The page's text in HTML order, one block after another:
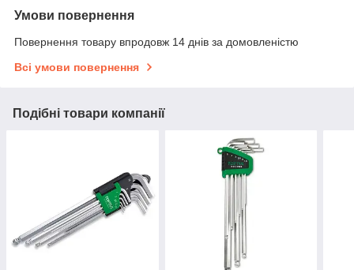
Умови повернення
Повернення товару впродовж 14 днів за домовленістю
Всі умови повернення
Подібні товари компанії